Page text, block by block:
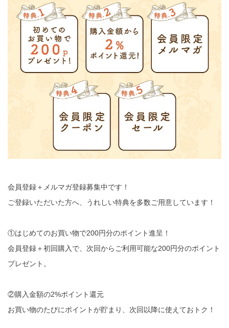
会員登録＋メルマガ登録募集中です！
ご登録いただいた方へ、うれしい特典を多数ご用意しています！
①はじめてのお買い物で200円分のポイント進呈！
会員登録＋初回購入で、次回からご利用可能な200円分のポイント
プレゼント。
②購入金額の2%ポイント還元
お買い物のたびにポイントが貯まり、次回以降に使えておトク！